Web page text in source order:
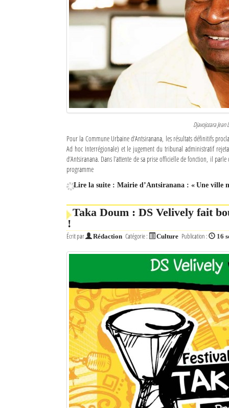
Les Petites Annonces
Connexion
Identifiant oublié ?
Mot de passe oublié ?
Djavojozara
Pour la Commune Urbaine d’Antsiranana, les résultats définitifs
Ad hoc Interrégionale) et le jugement du tribunal administratif
d’Antsiranana. Dans l’attente de sa prise officielle de fonction, il
programme
Lire la suite : Mairie d’Antsiranana : « Une ville
Taka Doum : DS Velively fait
!
Écrit par Rédaction Catégorie : Culture Publication : 16